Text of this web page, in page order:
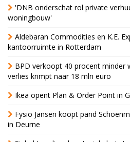
'DNB onderschat rol private
woningbouw'
Aldebaran Commodities en K.E.
kantoorruimte in Rotterdam
BPD verkoopt 40 procent minder
verlies krimpt naar 18 mln euro
Ikea opent Plan & Order Point in
Fysio Jansen koopt pand
in Deurne